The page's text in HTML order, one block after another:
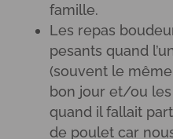
famille.
Les repas
pesants quand
(souvent le même
bon jour et/ou
quand il fallait
de poulet car